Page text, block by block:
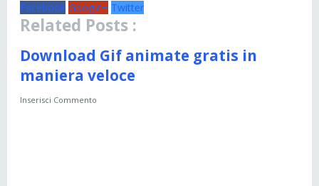
Facebook Google+ Twitter
Related Posts :
Download Gif animate gratis in
maniera veloce
Inserisci Commento